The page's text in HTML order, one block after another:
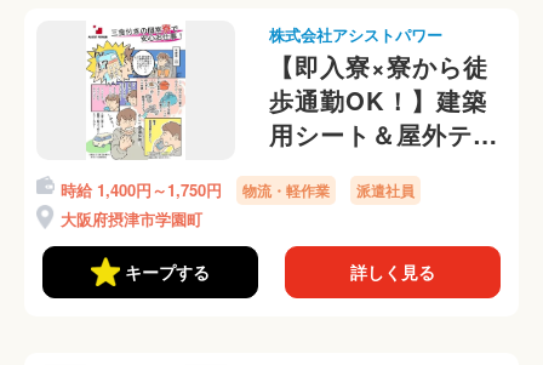
株式会社アシストパワー
【即入寮×寮から徒
歩通勤OK！】建築
用シート＆屋外テン
トの洗浄作業★日払
いOK！嬉しい寮費
時給 1,400円～1,750円 物流・軽作業 派遣社員
大阪府摂津市学園町
キープする 詳しく見る